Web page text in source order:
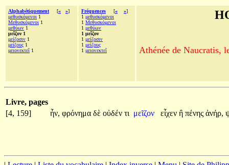
Alphabétiquement [« »]
μεθυσκόμενοι 1
Μεθυσκόμενοι 1
μεθύων 1
μεῖζον 1
μείζοσιν 1
μείζους 1
μειονεκτεῖ 1
Fréquences [« »]
1 μεθυσκόμενοι
1 Μεθυσκόμενοι
1 μεθύων
1 μεῖζον
1 μείζοσιν
1 μείζους
1 μειονεκτεῖ Athénée de Naucratis,
Livre, pages
[4, 159]
ἦν, φρόνημα δὲ οὐδέν τι μεῖζον εἶχεν ἢ πένης ἀνήρ,